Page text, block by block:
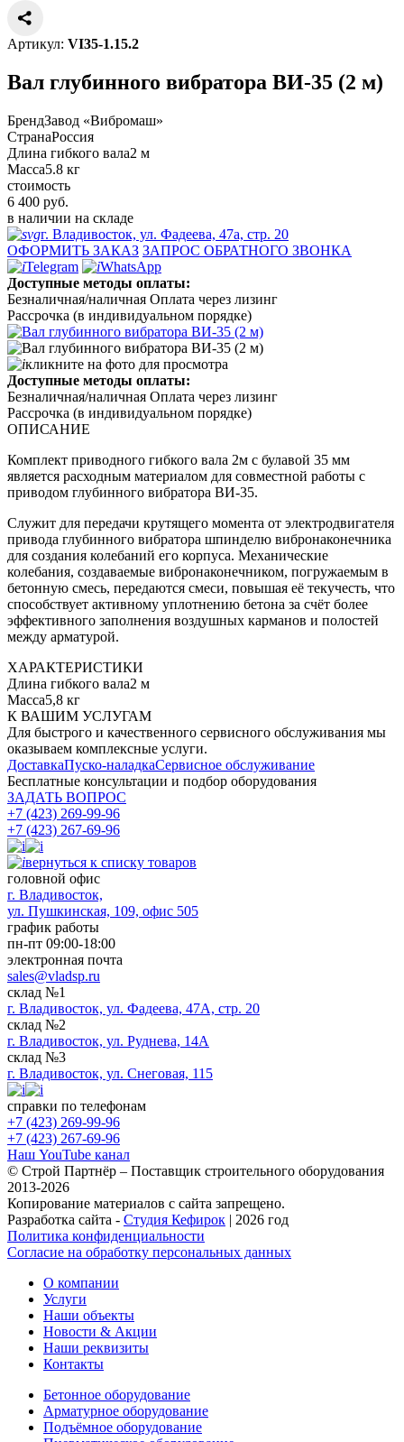
Артикул: VI35-1.15.2
Вал глубинного вибратора ВИ-35 (2 м)
БрендЗавод «Вибромаш»
СтранаРоссия
Длина гибкого вала2 м
Масса5.8 кг
стоимость
6 400 руб.
в наличии на складе
г. Владивосток, ул. Фадеева, 47а, стр. 20
ОФОРМИТЬ ЗАКАЗ ЗАПРОС ОБРАТНОГО ЗВОНКА
Telegram
WhatsApp
Доступные методы оплаты:
Безналичная/наличная Оплата через лизинг
Рассрочка (в индивидуальном порядке)
кликните на фото для просмотра
Доступные методы оплаты:
Безналичная/наличная Оплата через лизинг
Рассрочка (в индивидуальном порядке)
ОПИСАНИЕ
Комплект приводного гибкого вала 2м с булавой 35 мм
является расходным материалом для совместной работы с
приводом глубинного вибратора ВИ-35.
Служит для передачи крутящего момента от электродвигателя
привода глубинного вибратора шпинделю вибронаконечника
для создания колебаний его корпуса. Механические
колебания, создаваемые вибронаконечником, погружаемым в
бетонную смесь, передаются смеси, повышая её текучесть, что
способствует активному уплотнению бетона за счёт более
эффективного заполнения воздушных карманов и полостей
между арматурой.
ХАРАКТЕРИСТИКИ
Длина гибкого вала2 м
Масса5,8 кг
К ВАШИМ УСЛУГАМ
Для быстрого и качественного сервисного обслуживания мы
оказываем комплексные услуги.
ДоставкаПуско-наладкаСервисное обслуживание
Бесплатные консультации и подбор оборудования
ЗАДАТЬ ВОПРОС
+7 (423) 269-99-96
+7 (423) 267-69-96
вернуться к списку товаров
головной офис
​г. Владивосток,
ул. Пушкинская, 109, офис 505
график работы
пн-пт 09:00-18:00
электронная почта
sales@vladsp.ru
склад №1
г. Владивосток, ул. Фадеева, 47А, стр. 20
склад №2
г. Владивосток, ул. Руднева, 14А
склад №3
г. Владивосток, ул. Снеговая, 115
справки по телефонам
+7 (423) 269-99-96
+7 (423) 267-69-96
Наш YouTube канал
© Строй Партнёр – Поставщик строительного оборудования
2013-2026
Копирование материалов с сайта запрещено.
Разработка сайта - Студия Кефирок | 2026 год
Политика конфиденциальности
Согласие на обработку персональных данных
О компании
Услуги
Наши объекты
Новости & Акции
Наши реквизиты
Контакты
Бетонное оборудование
Арматурное оборудование
Подъёмное оборудование